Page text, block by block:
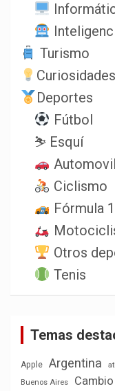
Turismo
Curiosidades
Deportes
Fútbol
⛷️ Esquí
Ciclismo
Fórmula 1
Otros
Tenis
Temas
Apple Argentina
Buenos Aires